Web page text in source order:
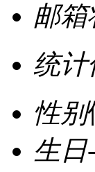
邮
统计
性别
生日-